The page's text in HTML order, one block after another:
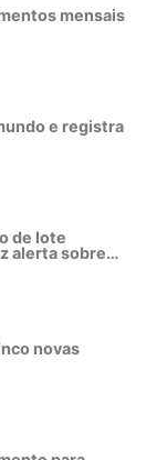
mensais
e registra
de lote
alerta sobre
novas